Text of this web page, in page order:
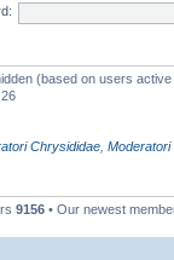
(based on users
Chrysididae
9156 • Our newest